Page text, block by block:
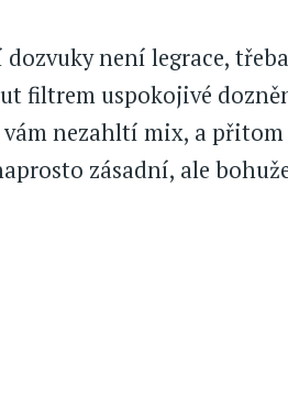
není legrace,
filtrem uspokojivé
nezahltí mix, a
zásadní, ale